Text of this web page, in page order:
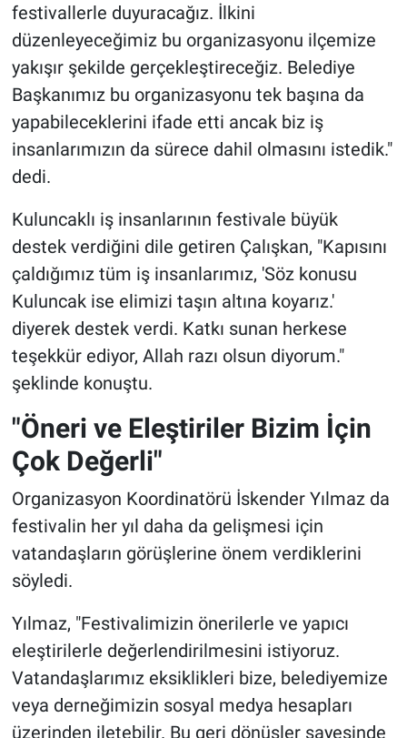
festivallerle duyuracağız. İlkini
düzenleyeceğimiz bu organizasyonu ilçemize
yakışır şekilde gerçekleştireceğiz. Belediye
Başkanımız bu organizasyonu tek başına da
yapabileceklerini ifade etti ancak biz iş
insanlarımızın da sürece dahil olmasını istedik."
dedi.
Kuluncaklı iş insanlarının festivale büyük
destek verdiğini dile getiren Çalışkan, "Kapısını
çaldığımız tüm iş insanlarımız, 'Söz konusu
Kuluncak ise elimizi taşın altına koyarız.'
diyerek destek verdi. Katkı sunan herkese
teşekkür ediyor, Allah razı olsun diyorum."
şeklinde konuştu.
"Öneri ve Eleştiriler Bizim İçin
Çok Değerli"
Organizasyon Koordinatörü İskender Yılmaz da
festivalin her yıl daha da gelişmesi için
vatandaşların görüşlerine önem verdiklerini
söyledi.
Yılmaz, "Festivalimizin önerilerle ve yapıcı
eleştirilerle değerlendirilmesini istiyoruz.
Vatandaşlarımız eksiklikleri bize, belediyemize
veya derneğimizin sosyal medya hesapları
üzerinden iletebilir. Bu geri dönüşler sayesinde